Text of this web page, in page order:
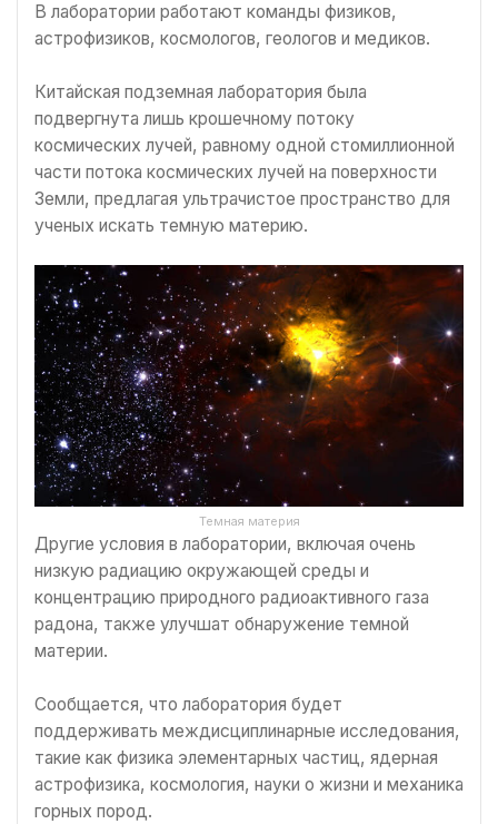
В лаборатории работают команды физиков,
астрофизиков, космологов, геологов и медиков.
Китайская подземная лаборатория была
подвергнута лишь крошечному потоку
космических лучей, равному одной стомиллионной
части потока космических лучей на поверхности
Земли, предлагая ультрачистое пространство для
ученых искать темную материю.
Темная материя
Другие условия в лаборатории, включая очень
низкую радиацию окружающей среды и
концентрацию природного радиоактивного газа
радона, также улучшат обнаружение темной
материи.
Сообщается, что лаборатория будет
поддерживать междисциплинарные исследования,
такие как физика элементарных частиц, ядерная
астрофизика, космология, науки о жизни и механика
горных пород.